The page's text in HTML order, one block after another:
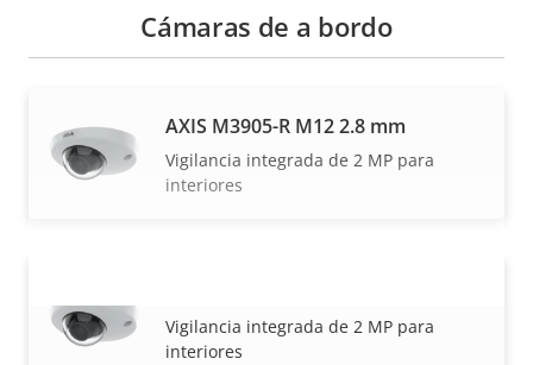
VISUALIZAR MÁS
Cámaras de a bordo
AXIS M3905-R M12 2.8 mm
Vigilancia integrada de 2 MP para
interiores
Vigilancia integrada de 2 MP para
interiores